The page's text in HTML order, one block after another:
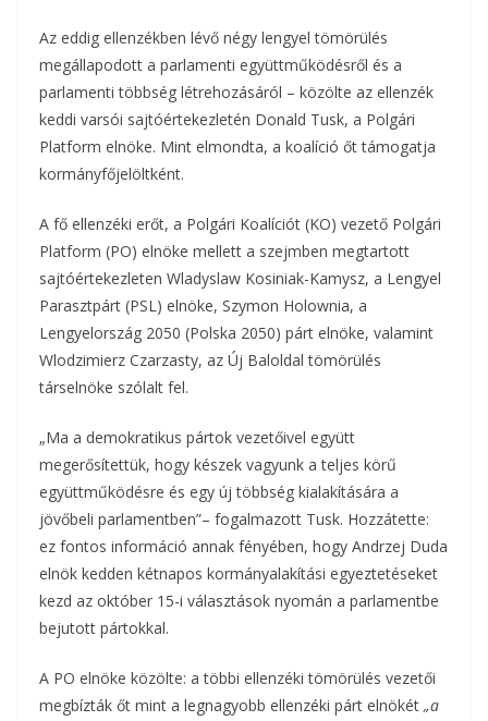
o
o
k
e
r
a
m
e
Az eddig ellenzékben lévő négy lengyel tömörülés
megállapodott a parlamenti együttműködésről és a
parlamenti többség létrehozásáról – közölte az ellenzék
keddi varsói sajtóértekezletén Donald Tusk, a Polgári
Platform elnöke. Mint elmondta, a koalíció őt támogatja
kormányfőjelöltként.
A fő ellenzéki erőt, a Polgári Koalíciót (KO) vezető Polgári
Platform (PO) elnöke mellett a szejmben megtartott
sajtóértekezleten Wladyslaw Kosiniak-Kamysz, a Lengyel
Parasztpárt (PSL) elnöke, Szymon Holownia, a
Lengyelország 2050 (Polska 2050) párt elnöke, valamint
Wlodzimierz Czarzasty, az Új Baloldal tömörülés
társelnöke szólalt fel.
„Ma a demokratikus pártok vezetőivel együtt
megerősítettük, hogy készek vagyunk a teljes körű
együttműködésre és egy új többség kialakítására a
jövőbeli parlamentben”– fogalmazott Tusk. Hozzátette:
ez fontos információ annak fényében, hogy Andrzej Duda
elnök kedden kétnapos kormányalakítási egyeztetéseket
kezd az október 15-i választások nyomán a parlamentbe
bejutott pártokkal.
A PO elnöke közölte: a többi ellenzéki tömörülés vezetői
megbízták őt mint a legnagyobb ellenzéki párt elnökét „a